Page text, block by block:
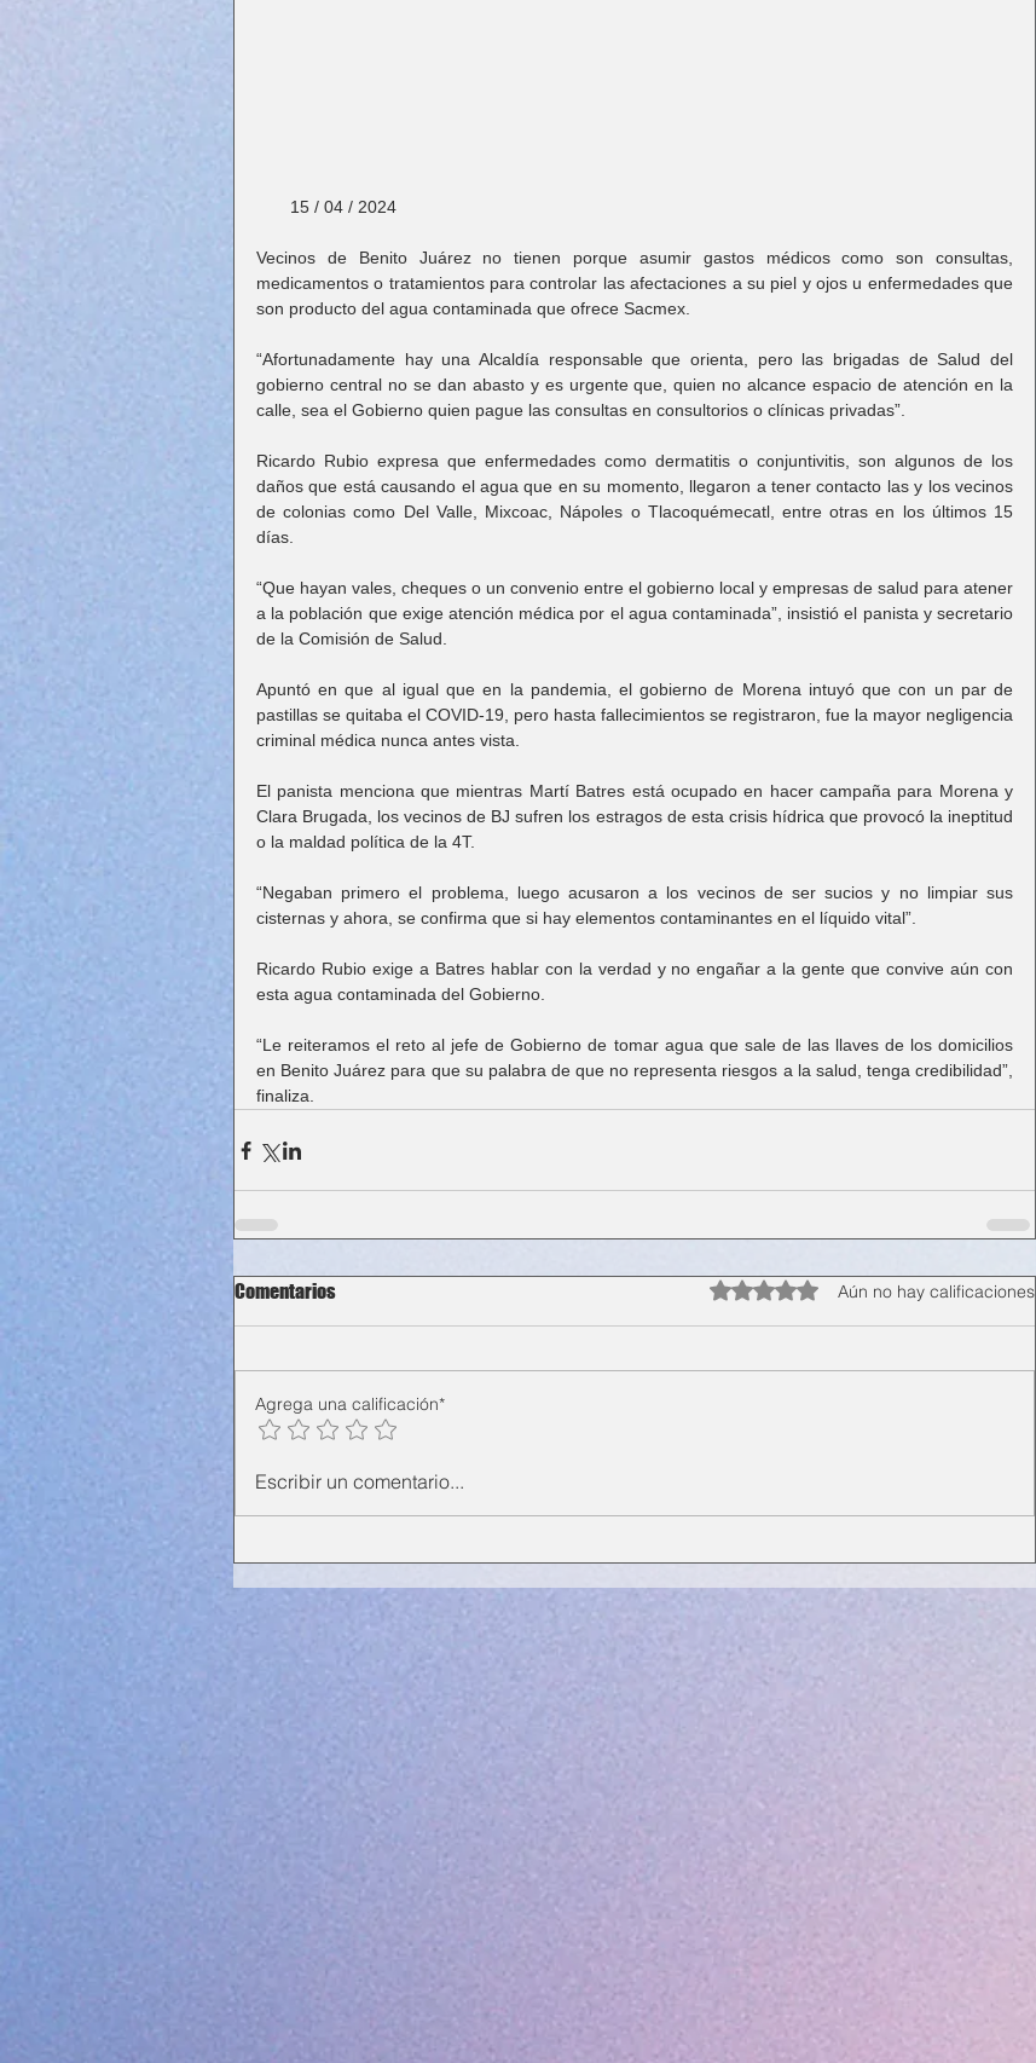
       15 / 04 / 2024
Vecinos de Benito Juárez no tienen porque asumir gastos médicos como son consultas,
medicamentos o tratamientos para controlar las afectaciones a su piel y ojos u enfermedades que
son producto del agua contaminada que ofrece Sacmex.
“Afortunadamente hay una Alcaldía responsable que orienta, pero las brigadas de Salud del
gobierno central no se dan abasto y es urgente que, quien no alcance espacio de atención en la
calle, sea el Gobierno quien pague las consultas en consultorios o clínicas privadas”.
Ricardo Rubio expresa que enfermedades como dermatitis o conjuntivitis, son algunos de los
daños que está causando el agua que en su momento, llegaron a tener contacto las y los vecinos
de colonias como Del Valle, Mixcoac, Nápoles o Tlacoquémecatl, entre otras en los últimos 15
días.
“Que hayan vales, cheques o un convenio entre el gobierno local y empresas de salud para atener
a la población que exige atención médica por el agua contaminada”, insistió el panista y secretario
de la Comisión de Salud.
Apuntó en que al igual que en la pandemia, el gobierno de Morena intuyó que con un par de
pastillas se quitaba el COVID-19, pero hasta fallecimientos se registraron, fue la mayor negligencia
criminal médica nunca antes vista.
El panista menciona que mientras Martí Batres está ocupado en hacer campaña para Morena y
Clara Brugada, los vecinos de BJ sufren los estragos de esta crisis hídrica que provocó la ineptitud
o la maldad política de la 4T.
“Negaban primero el problema, luego acusaron a los vecinos de ser sucios y no limpiar sus
cisternas y ahora, se confirma que si hay elementos contaminantes en el líquido vital”.
Ricardo Rubio exige a Batres hablar con la verdad y no engañar a la gente que convive aún con
esta agua contaminada del Gobierno.
“Le reiteramos el reto al jefe de Gobierno de tomar agua que sale de las llaves de los domicilios
en Benito Juárez para que su palabra de que no representa riesgos a la salud, tenga credibilidad”,
finaliza.
Comentarios Obtuvo 0 de 5 estrellas.Aún no hay calificaciones
Agrega una calificación*
Escribir un comentario...